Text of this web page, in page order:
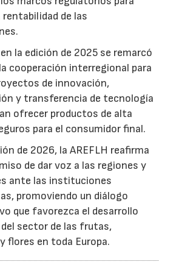
rentabilidad de las
la edición de 2025 se remarcó
cooperación interregional para
de innovación,
y transferencia de tecnología
ofrecer productos de alta
para el consumidor final.
de 2026, la AREFLH reafirma
de dar voz a las regiones y
ante las instituciones
promoviendo un diálogo
que favorezca el desarrollo
sector de las frutas,
flores en toda Europa.